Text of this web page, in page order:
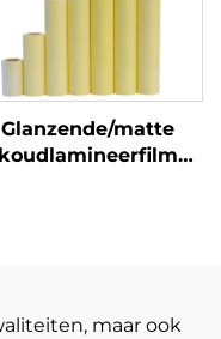
Glanzende/matte
koudlamineerfilm
maar ook